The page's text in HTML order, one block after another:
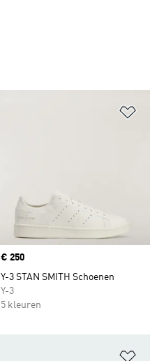
Price
€ 250
Y-3 STAN SMITH Schoenen
Y-3
5 kleuren